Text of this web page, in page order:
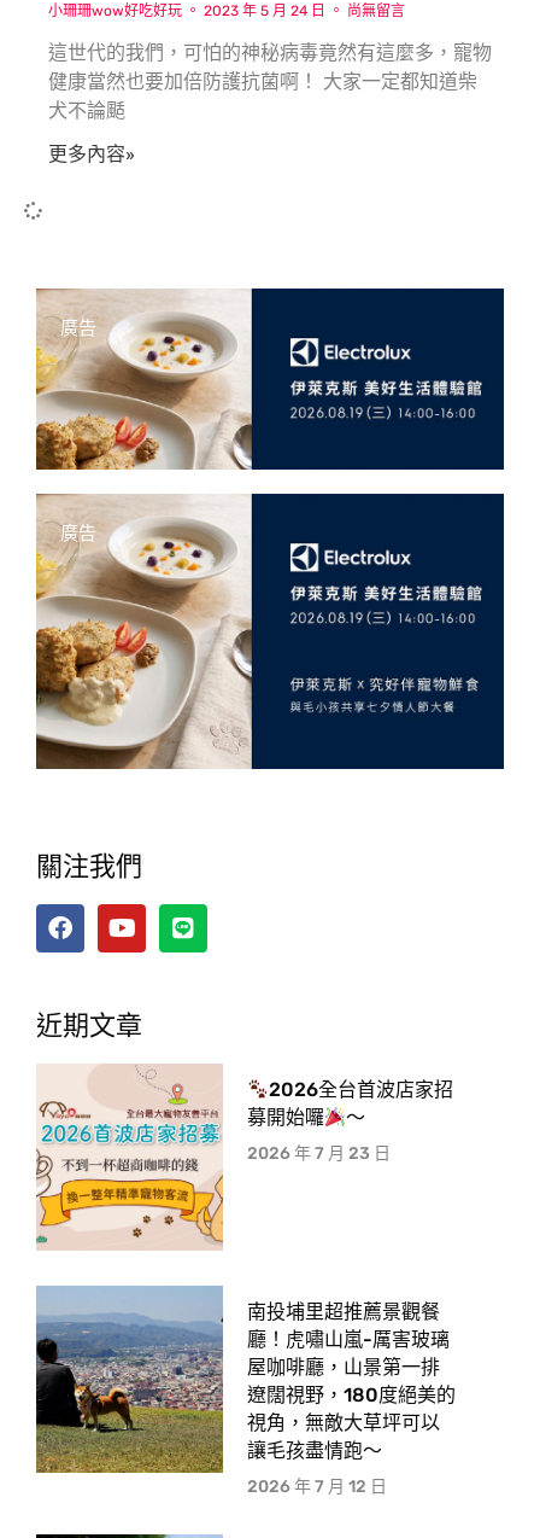
小珊珊wow好吃好玩 2023 年 5 月 24 日 尚無留言
這世代的我們，可怕的神秘病毒竟然有這麼多，寵物
健康當然也要加倍防護抗菌啊！ 大家一定都知道柴
犬不論颳
更多內容»
廣告
廣告
關注我們
近期文章
2026全台首波店家招
募開始囉
～
2026 年 7 月 23 日
南投埔里超推薦景觀餐
廳！虎嘯山嵐-厲害玻璃
屋咖啡廳，山景第一排
遼闊視野，180度絕美的
視角，無敵大草坪可以
讓毛孩盡情跑〜
2026 年 7 月 12 日